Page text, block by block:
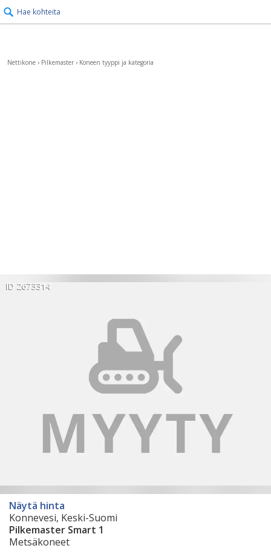
Hae kohteita
Nettikone › Pilkemaster › Koneen tyyppi ja kategoria
ID 2673314
Näytä hinta
Konnevesi, Keski-Suomi
Pilkemaster Smart 1
Metsäkoneet